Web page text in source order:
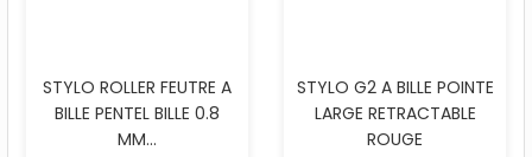
STYLO ROLLER FEUTRE A
BILLE PENTEL BILLE 0.8
MM...
STYLO G2 A BILLE POINTE
LARGE RETRACTABLE
ROUGE